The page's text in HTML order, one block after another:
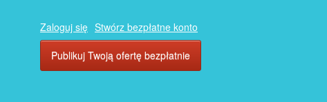
Zaloguj się Stwórz bezpłatne konto
Publikuj Twoją ofertę bezpłatnie